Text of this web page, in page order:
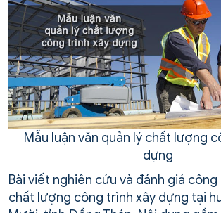
Mẫu luận văn quản lý chất lượng
dựng
Bài viết nghiên cứu và đánh giá
chất lượng công trình xây dựng tại